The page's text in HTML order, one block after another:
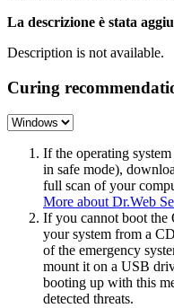
La descrizione è stata
Description is not available.
Curing
If the operating
in safe mode),
full scan of your
More about Dr.Web
If you cannot boot the
your system from a
of the emergency
mount it on a USB
booting up with this
detected threats.